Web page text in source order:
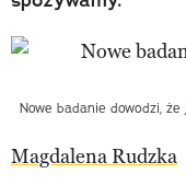
Nowe badanie dowodzi,
Magdalena Rudzka